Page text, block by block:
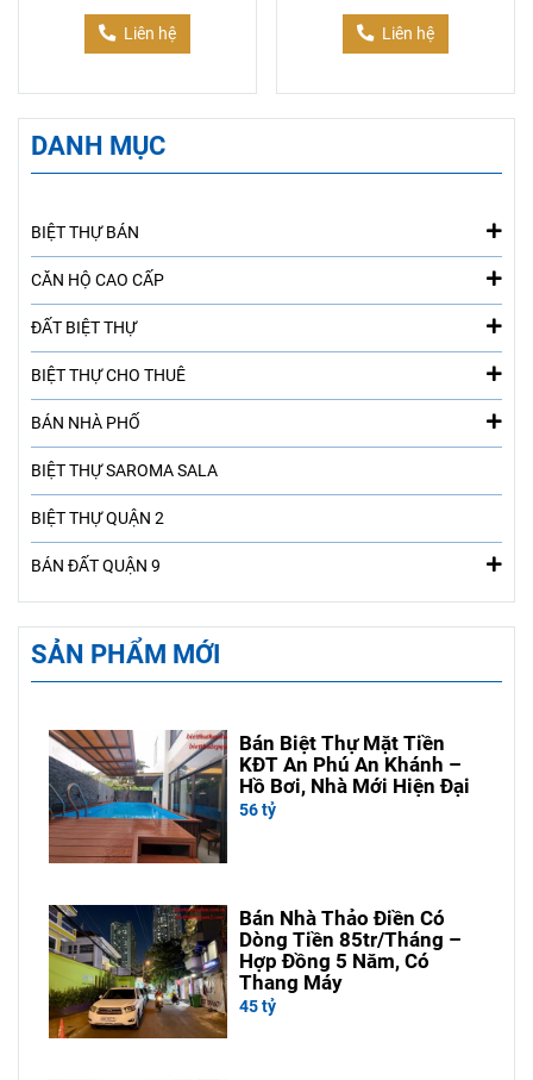
Liên hệ Liên hệ
DANH MỤC
BIỆT THỰ BÁN
CĂN HỘ CAO CẤP
ĐẤT BIỆT THỰ
BIỆT THỰ CHO THUÊ
BÁN NHÀ PHỐ
BIỆT THỰ SAROMA SALA
BIỆT THỰ QUẬN 2
BÁN ĐẤT QUẬN 9
SẢN PHẨM MỚI
Bán Biệt Thự Mặt Tiền
KĐT An Phú An Khánh –
Hồ Bơi, Nhà Mới Hiện Đại
56 tỷ
Bán Nhà Thảo Điền Có
Dòng Tiền 85tr/Tháng –
Hợp Đồng 5 Năm, Có
Thang Máy
45 tỷ